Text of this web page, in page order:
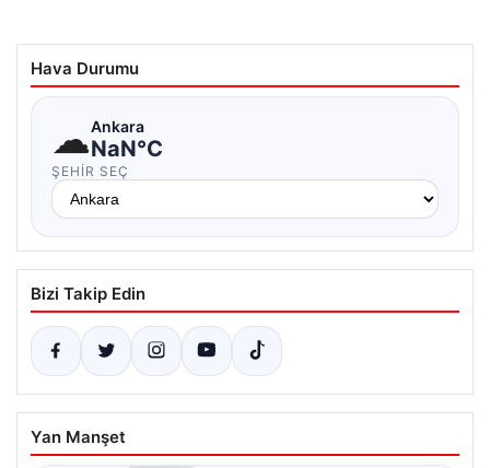
Hava Durumu
☁Ankara
NaN°C
ŞEHIR SEÇ
Bizi Takip Edin
Yan Manşet